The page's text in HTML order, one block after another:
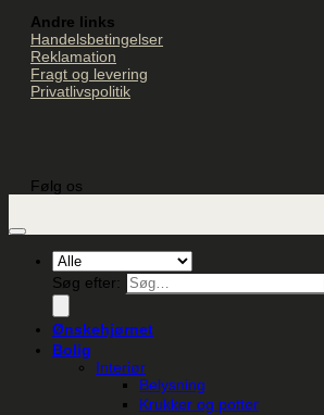
Andre links
Handelsbetingelser
Reklamation
Fragt og levering
Privatlivspolitik
Følg os
Søg efter:
Ønskehjørnet
Bolig
Interiør
Belysning
Krukker og potter